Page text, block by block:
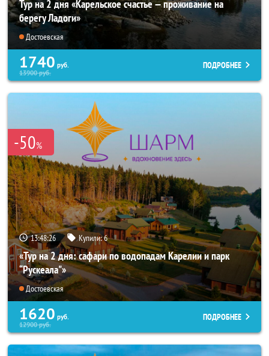
Тур на 2 дня «Карельское счастье — проживание на
берегу Ладоги»
Достоевская
1740 руб.
13900руб.
ПОДРОБНЕЕ
-50%
13:48:25 Купили:6
«Тур на 2 дня: сафари по водопадам Карелии и парк
“Рускеала"»
Достоевская
1620 руб.
12900руб.
ПОДРОБНЕЕ